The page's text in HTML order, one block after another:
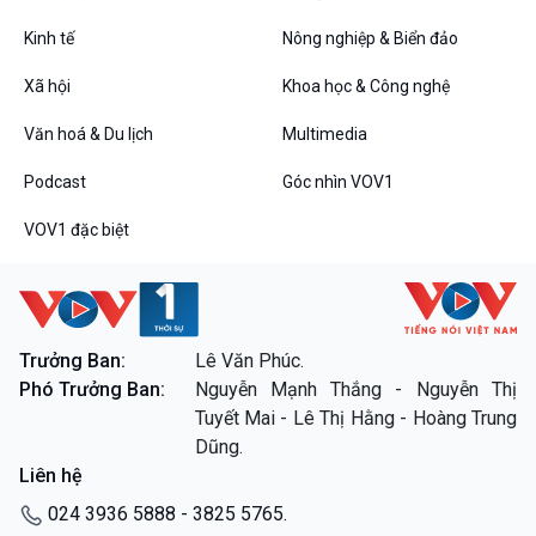
VOV1 đặc biệt
Chân dung cuộc sống
Các chương trình đặc biệt
Kinh tế Nông nghiệp & Biển đảo
Xã hội Khoa học & Công nghệ
Văn hoá & Du lịch Multimedia
Podcast Góc nhìn VOV1
VOV1 đặc biệt
Trưởng Ban:
Lê Văn Phúc.
Phó Trưởng Ban:
Nguyễn Mạnh Thắng - Nguyễn Thị
Tuyết Mai - Lê Thị Hằng - Hoàng Trung
Dũng.
Liên hệ
024 3936 5888 - 3825 5765.